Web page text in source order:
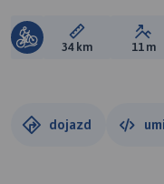
Długość trasy:
34 km 11 m
dojazd